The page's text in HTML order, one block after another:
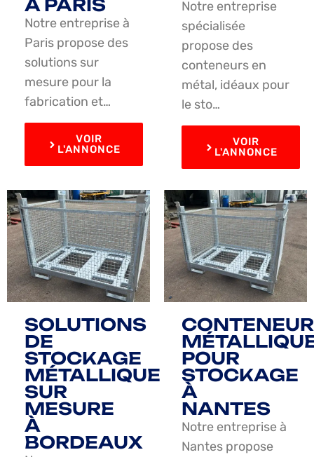
À PARIS
Notre entreprise à
Paris propose des
solutions sur
mesure pour la
fabrication et…
VOIR
L'ANNONCE
Notre entreprise
spécialisée
propose des
conteneurs en
métal, idéaux pour
le sto…
VOIR
L'ANNONCE
SOLUTIONS
DE
STOCKAGE
MÉTALLIQUE
SUR
MESURE
À
BORDEAUX
POUR
STOCKAGE
À
NANTES
Notre entreprise à
Nantes propose